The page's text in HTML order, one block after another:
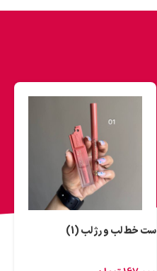
ست خط لب و رژ لب (1)